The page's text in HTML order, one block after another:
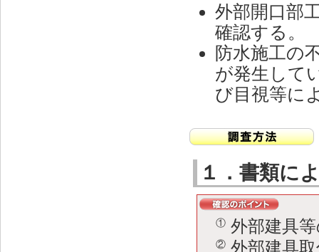
外部開口部
確認する。
防水施工の
が発生して
び目視等に
１．書類に
① 外部建具
② 外部建具